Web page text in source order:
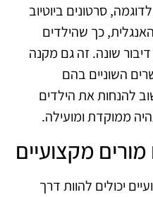
סרטונים ביוטיוב
האנגלית, כך שהילדים
דיבור שונה. זה גם מקנה
השוניים בהם
להנחות את הילדים
ממוקדת ומועילה.
מקצועיים
יכולים להוות דרך